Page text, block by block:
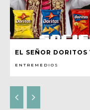
EL SEÑOR DORITOS
ENTREMEDIOS